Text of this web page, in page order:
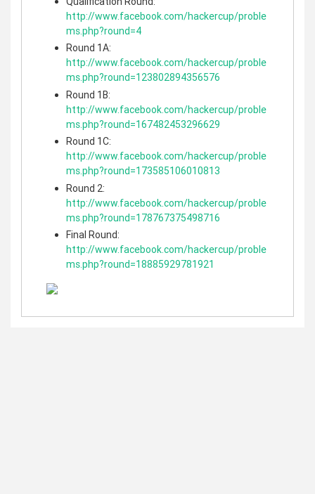
http://www.facebook.com/hackercup/proble
ms.php?round=4
Round 1A:
http://www.facebook.com/hackercup/proble
ms.php?round=123802894356576
Round 1B:
http://www.facebook.com/hackercup/proble
ms.php?round=167482453296629
Round 1C:
http://www.facebook.com/hackercup/proble
ms.php?round=173585106010813
Round 2:
http://www.facebook.com/hackercup/proble
ms.php?round=178767375498716
Final Round:
http://www.facebook.com/hackercup/proble
ms.php?round=18885929781921